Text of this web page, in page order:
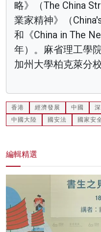
略》（The China
業家精神》（
和《China in The
年）。麻省理工學
加州大學柏克萊分
香港 經濟發展 中國 深
中國大陸
國安法 國家安
編輯精選